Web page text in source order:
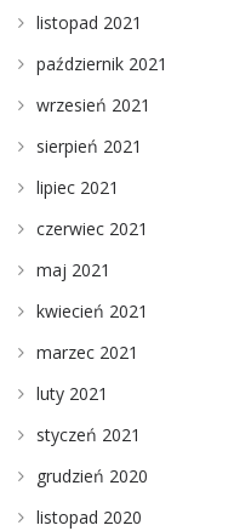
listopad 2021
październik 2021
wrzesień 2021
sierpień 2021
lipiec 2021
czerwiec 2021
maj 2021
kwiecień 2021
marzec 2021
luty 2021
styczeń 2021
grudzień 2020
listopad 2020